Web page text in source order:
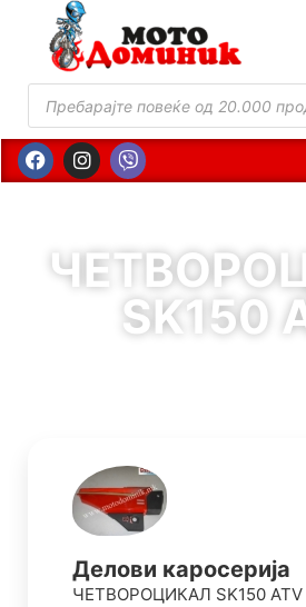
SK150
Делови каросерија
ЧЕТВОРОЦИКАЛ SK150 ATV